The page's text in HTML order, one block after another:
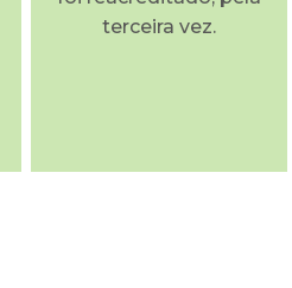
terceira vez.